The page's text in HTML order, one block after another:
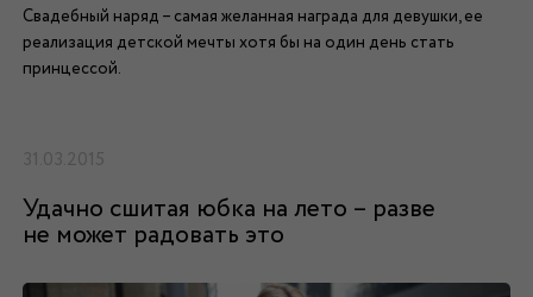
Свадебный наряд – самая желанная награда для девушки, ее
реализация детской мечты хотя бы на один день стать
принцессой.
31.03.2015
Удачно сшитая юбка на лето – разве
не может радовать это